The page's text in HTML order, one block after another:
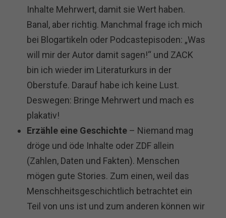
Inhalte Mehrwert, damit sie Wert haben.
Banal, aber richtig. Manchmal frage ich mich
bei Blogartikeln oder Podcastepisoden: „Was
will mir der Autor damit sagen!“ und ZACK
bin ich wieder im Literaturkurs in der
Oberstufe. Darauf habe ich keine Lust.
Deswegen: Bringe Mehrwert und mach es
plakativ!
Erzähle eine Geschichte – Niemand mag
dröge und öde Inhalte oder ZDF allein
(Zahlen, Daten und Fakten). Menschen
mögen gute Stories. Zum einen, weil das
Menschheitsgeschichtlich betrachtet ein
Teil von uns ist und zum anderen können wir